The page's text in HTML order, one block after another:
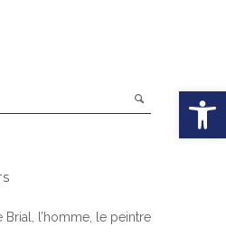
Brial, l’homme, le peintre
Ouvrir